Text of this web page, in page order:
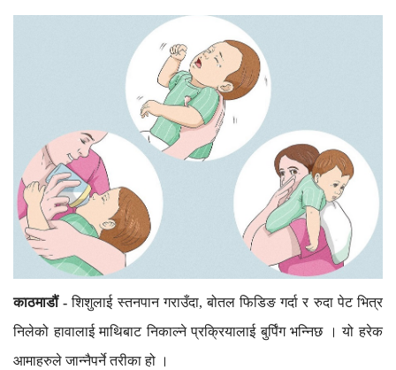
काठमाडौं - शिशुलाई स्तनपान गराउँदा,बोतल फिडिङ गर्दा र रुदा पेट भित्र
निलेको हावालाई माथिबाट निकाल्ने प्रक्रियालाई बुर्पिंग भन्निछ । यो हरेक
आमाहरुले जान्नैपर्ने तरीका हो ।